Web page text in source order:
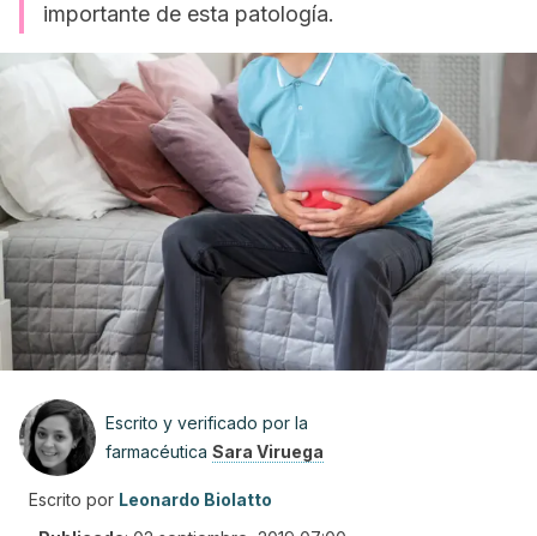
importante de esta patología.
Escrito y verificado por la
farmacéutica Sara Viruega
Escrito por Leonardo Biolatto